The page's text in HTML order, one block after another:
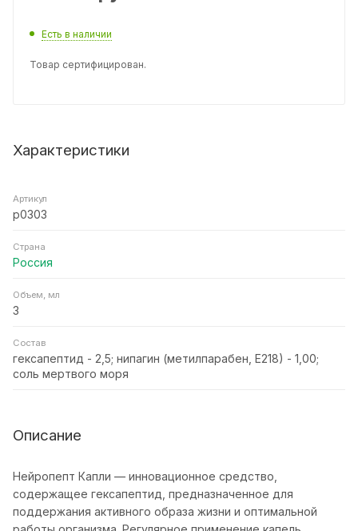
Есть в наличии
Товар сертифицирован.
Характеристики
Артикул
p0303
Страна
Россия
Объем, мл
3
Состав
гексапептид - 2,5; нипагин (метилпарабен, Е218) - 1,00;
соль мертвого моря
Описание
Нейропепт Капли — инновационное средство,
содержащее гексапептид, предназначенное для
поддержания активного образа жизни и оптимальной